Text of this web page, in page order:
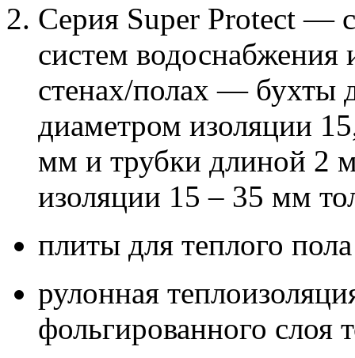
Серия Super Protect —
систем
стенах/полах — бухты
диаметром изоляции
мм и трубки длиной 2
изоляции 15 – 35 мм
плиты для теплого
рулонная
фольгированного